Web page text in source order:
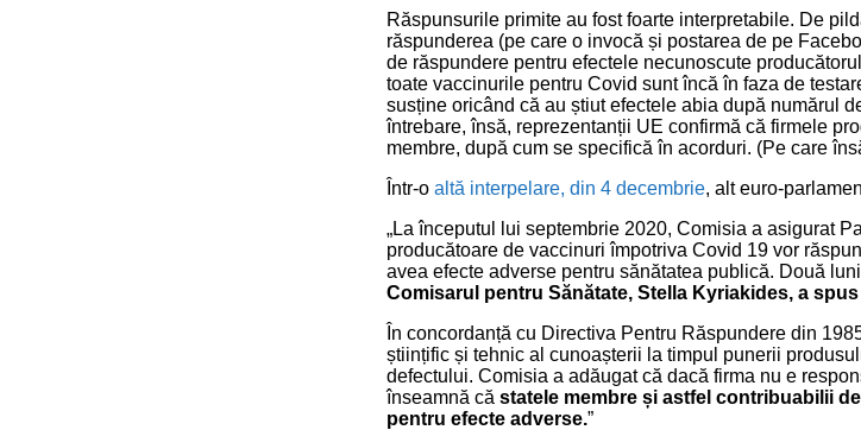
Răspunsurile primite au fost foarte interpretabile. De
răspunderea (pe care o invocă și postarea de pe
de răspundere pentru efectele necunoscute
toate vaccinurile pentru Covid sunt încă în faza de
susține oricând că au știut efectele abia după numărul
întrebare, însă, reprezentanții UE confirmă că firmele
membre, după cum se specifică în acorduri. (Pe care
Într-o altă interpelare, din 4 decembrie, alt euro-
„La începutul lui septembrie 2020, Comisia a asigurat
producătoare de vaccinuri împotriva Covid 19 vor
avea efecte adverse pentru sănătatea publică. Două
Comisarul pentru Sănătate, Stella Kyriakides, a spus
În concordanță cu Directiva Pentru Răspundere din
științific și tehnic al cunoașterii la timpul punerii
defectului. Comisia a adăugat că dacă firma nu e
înseamnă că statele membre și astfel contribuabilii
pentru efecte adverse.”